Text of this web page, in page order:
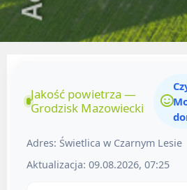
Jakość powietrza —
Grodzisk Mazowiecki
Adres: Świetlica w Czarnym Lesie
Aktualizacja: 09.08.2026, 07:25